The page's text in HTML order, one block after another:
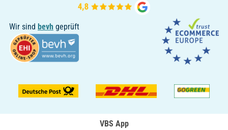
Wir sind bevh geprüft
VBS App